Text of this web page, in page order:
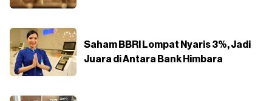
Saham BBRI Lompat Nyaris 3%, Jadi
Juara di Antara Bank Himbara